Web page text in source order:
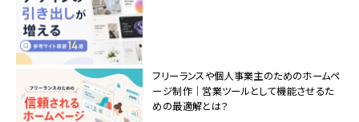
フリーランスや個人事業主のためのホームペ
ージ制作｜営業ツールとして機能させるた
めの最適解とは？